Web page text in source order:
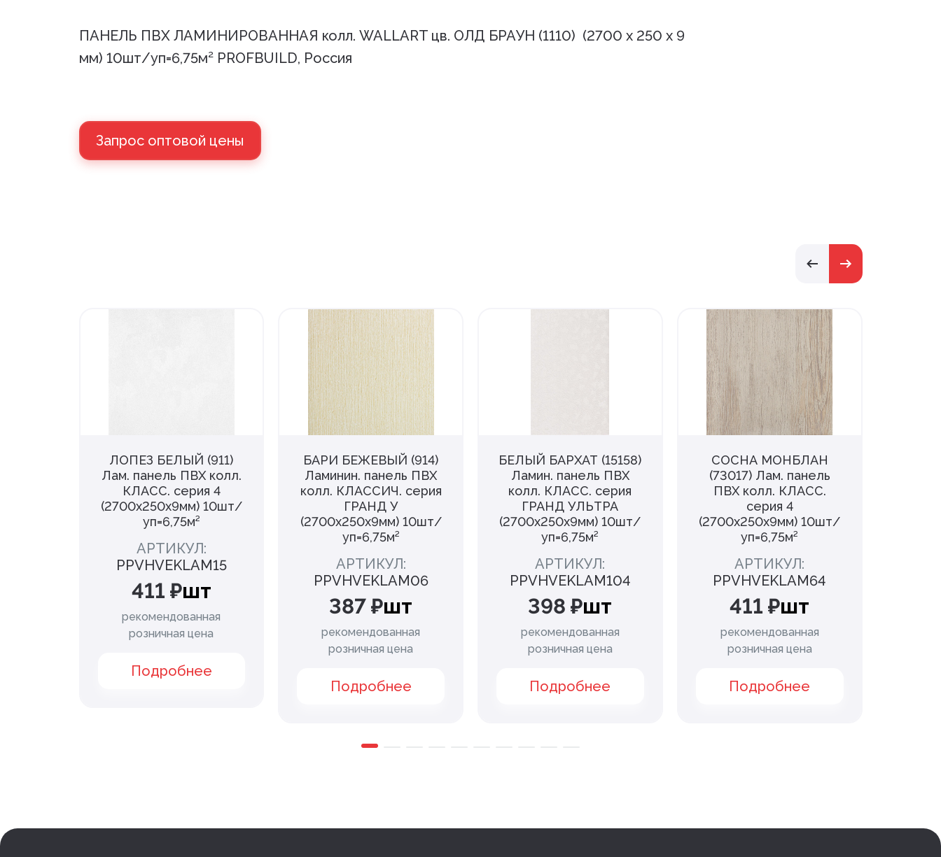
ПАНЕЛЬ ПВХ ЛАМИНИРОВАННАЯ колл. WALLART цв. ОЛД БРАУН (1110) (2700 х 250 х 9
мм) 10шт/уп=6,75м² PROFBUILD, Россия
Запрос оптовой цены
ЛОПЕЗ БЕЛЫЙ (911)
Лам. панель ПВХ колл.
КЛАСС. серия 4
(2700х250х9мм) 10шт/
уп=6,75м²
АРТИКУЛ:
PPVHVEKLAM15
411 ₽шт
рекомендованная
розничная цена
Подробнее
БАРИ БЕЖЕВЫЙ (914)
Ламинин. панель ПВХ
колл. КЛАССИЧ. серия
ГРАНД У
(2700х250х9мм) 10шт/
уп=6,75м²
АРТИКУЛ:
PPVHVEKLAM06
387 ₽шт
рекомендованная
розничная цена
Подробнее
БЕЛЫЙ БАРХАТ (15158)
Ламин. панель ПВХ
колл. КЛАСС. серия
ГРАНД УЛЬТРА
(2700х250х9мм) 10шт/
уп=6,75м²
АРТИКУЛ:
PPVHVEKLAM104
398 ₽шт
рекомендованная
розничная цена
Подробнее
СОСНА МОНБЛАН
(73017) Лам. панель
ПВХ колл. КЛАСС.
серия 4
(2700х250х9мм) 10шт/
уп=6,75м²
АРТИКУЛ:
PPVHVEKLAM64
411 ₽шт
рекомендованная
розничная цена
Подробнее